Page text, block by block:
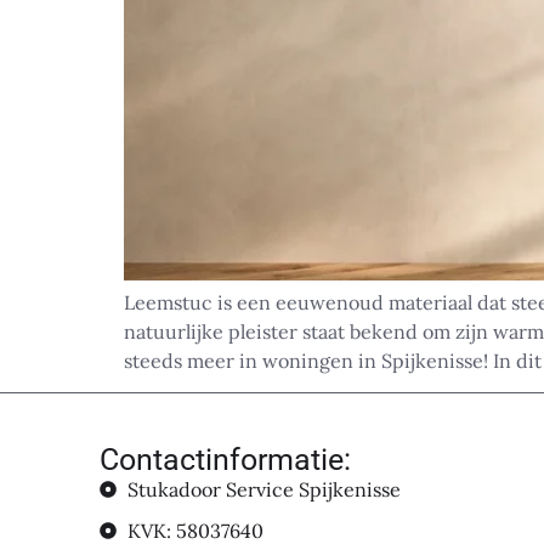
Leemstuc is een eeuwenoud materiaal dat
natuurlijke pleister staat bekend om zijn
steeds meer in woningen in Spijkenisse! In
Contactinformatie:
Stukadoor Service Spijkenisse
KVK: 58037640